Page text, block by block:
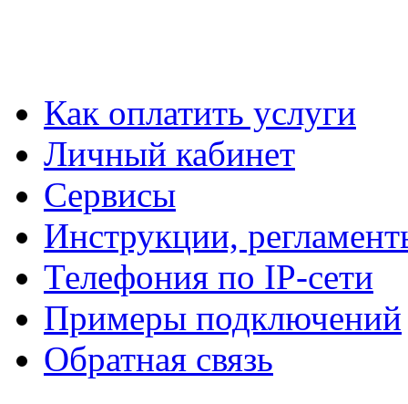
Как оплатить услуги
Личный кабинет
Cервисы
Инструкции,
Телефония по IP-сети
Примеры подключений
Обратная связь